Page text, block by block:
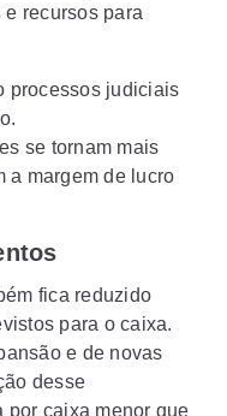
e recursos para
processos judiciais
se tornam mais
a margem de lucro
fica reduzido
para o caixa.
e de novas
desse
por caixa menor que